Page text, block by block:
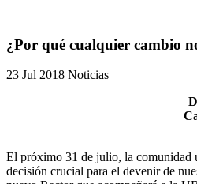
¿Por qué cualquier cambio
23 Jul 2018 Noticias
El próximo 31 de julio, la comunidad
decisión crucial para el devenir de